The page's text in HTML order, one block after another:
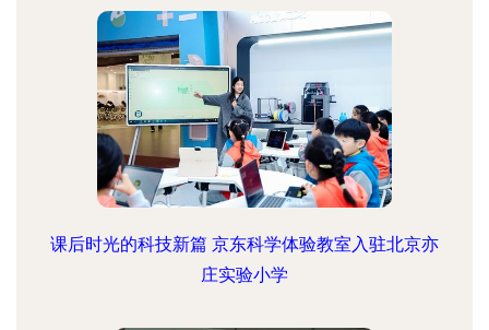
课后时光的科技新篇 京东科学体验教室入驻北京亦
庄实验小学